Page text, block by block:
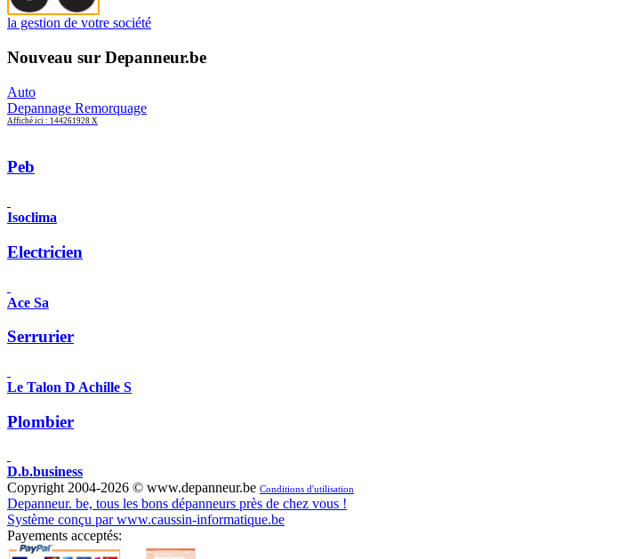
la gestion de votre société
Nouveau sur Depanneur.be
Auto
Depannage Remorquage
Affiché ici : 144261928 X
Peb
Isoclima
Electricien
Ace Sa
Serrurier
Le Talon D Achille S
Plombier
D.b.business
Copyright 2004-2026 © www.depanneur.be Conditions d'utilisation
Depanneur. be, tous les bons dépanneurs près de chez vous !
Système conçu par www.caussin-informatique.be
Payements acceptés: